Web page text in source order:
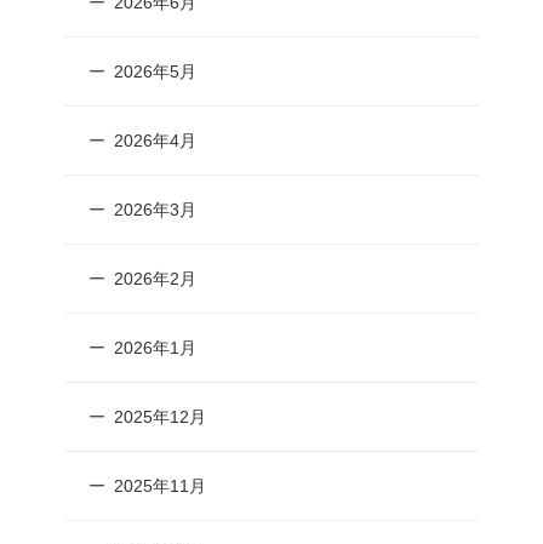
2026年5月
2026年4月
2026年3月
2026年2月
2026年1月
2025年12月
2025年11月